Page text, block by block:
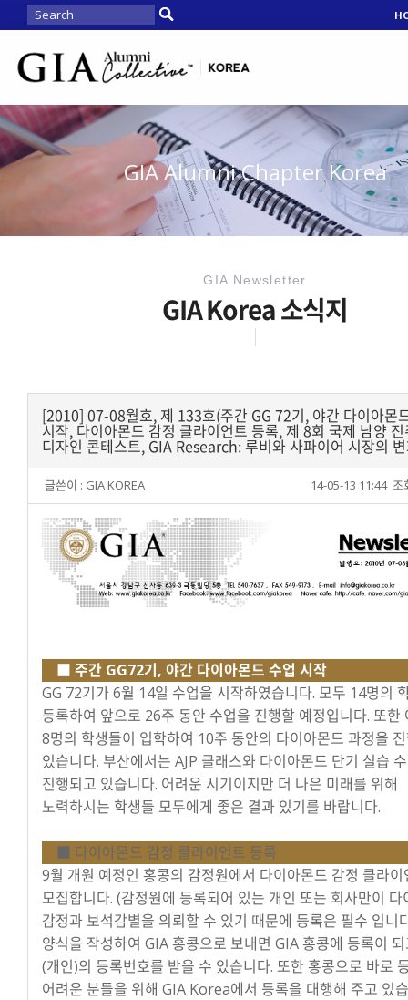
GIA Alumni Chapter Korea
GIA Newsletter
GIA Korea 소식지
[2010] 07-08월호, 제 133호(주간 GG 72기, 야간 다이아몬
시작, 다이아몬드 감정 클라이언트 등록, 제 8회 국제 남양
디자인 콘테스트, GIA Research: 루비와 사파이어 시장의
글쓴이 : GIA KOREA 조
14-05-13 11:44
■ 주간 GG72기, 야간 다이아몬드 수업 시작
GG 72기가 6월 14일 수업을 시작하였습니다. 모두 14명의
등록하여 앞으로 26주 동안 수업을 진행할 예정입니다. 또한
8명의 학생들이 입학하여 10주 동안의 다이아몬드 과정을
있습니다. 부산에서는 AJP 클래스와 다이아몬드 단기 실습
진행되고 있습니다. 어려운 시기이지만 더 나은 미래를 위해
노력하시는 학생들 모두에게 좋은 결과 있기를 바랍니다.
■ 다이아몬드 감정 클라이언트 등록
9월 개원 예정인 홍콩의 감정원에서 다이아몬드 감정 클라이
모집합니다. (감정원에 등록되어 있는 개인 또는 회사만이 다
감정과 보석감별을 의뢰할 수 있기 때문에 등록은 필수 입니
양식을 작성하여 GIA 홍콩으로 보내면 GIA 홍콩에 등록이
(개인)의 등록번호를 받을 수 있습니다. 또한 홍콩으로 바로
어려운 분들을 위해 GIA Korea에서 등록을 대행해 주고 있